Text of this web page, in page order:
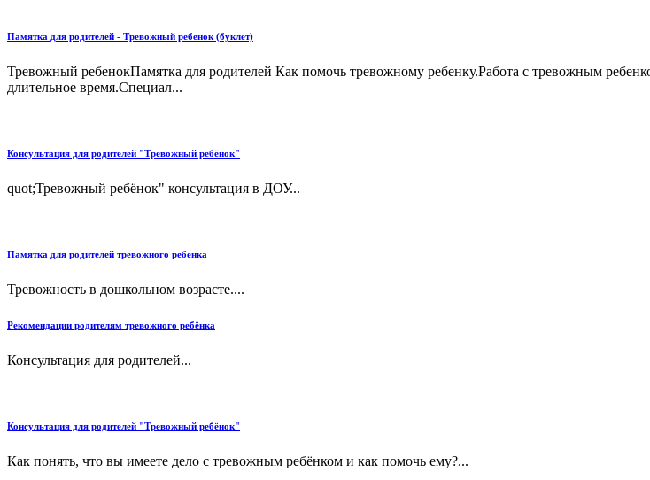
Памятка для родителей - Тревожный ребенок (буклет)
Тревожный ребенокПамятка для родителей Как помочь тревожному ребенку.Работа с тревожным
длительное время.Специал...
Консультация для родителей "Тревожный ребёнок"
quot;Тревожный ребёнок" консультация в ДОУ...
Памятка для родителей тревожного ребенка
Тревожность в дошкольном возрасте....
Рекомендации родителям тревожного ребёнка
Консультация для родителей...
Консультация для родителей "Тревожный ребёнок"
Как понять, что вы имеете дело с тревожным ребёнком и как помочь ему?...